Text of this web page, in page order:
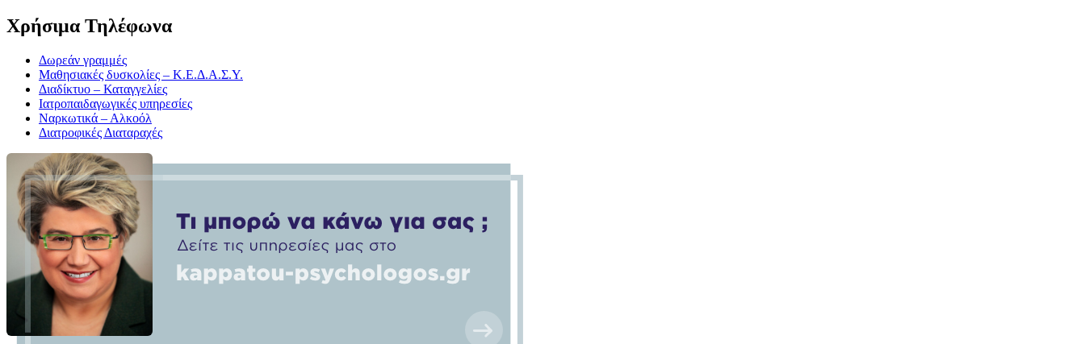
Χρήσιμα Τηλέφωνα
Δωρεάν γραμμές
Μαθησιακές δυσκολίες – Κ.Ε.Δ.Α.Σ.Υ.
Διαδίκτυο – Καταγγελίες
Ιατροπαιδαγωγικές υπηρεσίες
Ναρκωτικά – Αλκοόλ
Διατροφικές Διαταραχές